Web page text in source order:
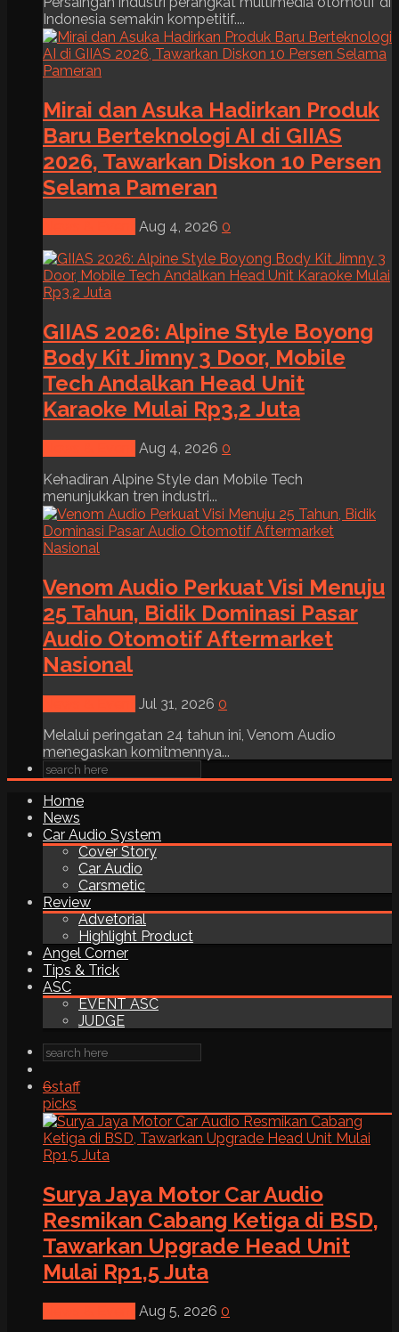
Indonesia semakin kompetitif....
Mirai dan Asuka Hadirkan Produk
Baru Berteknologi AI di GIIAS
2026, Tawarkan Diskon 10 Persen
Selama Pameran
Aug 4, 2026 0
GIIAS 2026: Alpine Style Boyong
Body Kit Jimny 3 Door, Mobile
Tech Andalkan Head Unit
Karaoke Mulai Rp3,2 Juta
Aug 4, 2026 0
Kehadiran Alpine Style dan Mobile Tech
menunjukkan tren industri...
Venom Audio Perkuat Visi Menuju
25 Tahun, Bidik Dominasi Pasar
Audio Otomotif Aftermarket
Nasional
Jul 31, 2026 0
Melalui peringatan 24 tahun ini, Venom Audio
menegaskan komitmennya...
Home
News
Car Audio System
Cover Story
Car Audio
Carsmetic
Review
Advetorial
Highlight Product
Angel Corner
Tips & Trick
ASC
EVENT ASC
JUDGE
6staff
picks
Surya Jaya Motor Car Audio
Resmikan Cabang Ketiga di BSD,
Tawarkan Upgrade Head Unit
Mulai Rp1,5 Juta
Aug 5, 2026 0